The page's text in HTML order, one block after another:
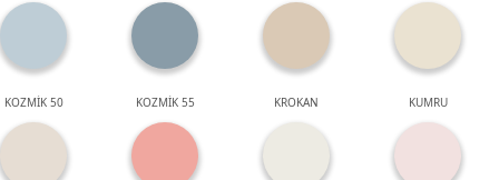
KOZMİK 50 KOZMİK 55 KROKAN KUMRU